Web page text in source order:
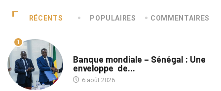
RÉCENTS POPULAIRES COMMENTAIRES
1
Banque mondiale – Sénégal : Une
enveloppe de...
6 août 2026